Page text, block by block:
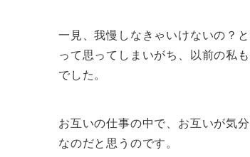
一見、我慢しなきゃいけないの？
って思ってしまいがち、以前の私
でした。
お互いの仕事の中で、お互いが気
なのだと思うのです。